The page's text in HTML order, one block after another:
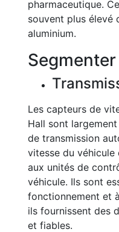
pharmaceutique.
souvent plus élevé
aluminium.
Les capteurs de
Hall sont
de transmission
vitesse du
aux unités de
véhicule. Ils sont
fonctionnement et
ils fournissent des
et fiables.